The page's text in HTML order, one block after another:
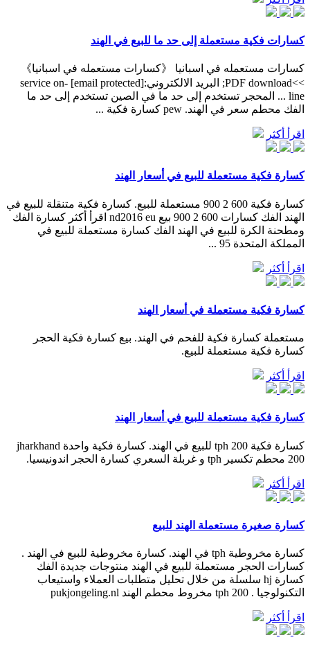
كسارات فكية مستعملة إلى حد ما للبيع في الهند
كسارات مستعمله في اسبانيا 《كسارات مستعمله في اسبانيا》
>>PDF download; البريد الالكتروني:[email protected] service on-
line ... المحجر تستخدم إلى حد ما في الصين تستخدم إلى حد ما
الفك محطم سعر في الهند. pew كسارة فكية ...
اقرأ أكثر
كسارة فكية مستعملة للبيع في أسعار الهند
كسارة فكية 600 2 900 مستعملة للبيع. كسارة فكية متنقلة للبيع في
الهند الفك كسارات 600 2 900 بيع nd2016 eu اقرأ أكثر كسارة الفك
ومطحنة الكرة للبيع في الهند الفك كسارة مستعملة للبيع في
المملكة المتحدة 95 ...
اقرأ أكثر
كسارة فكية مستعملة في أسعار الهند
مستعملة كسارة فكية للفحم في الهند. بيع كسارة فكية الحجر
كسارة فكية مستعملة للبيع.
اقرأ أكثر
كسارة فكية مستعملة للبيع في أسعار الهند
كسارة فكية 200 tph للبيع في الهند. كسارة فكية واحدة jharkhand
200 محطم تكسير tph و غربلة السعري كسارة الحجر اندونيسيا.
اقرأ أكثر
كسارة صغيرة مستعملة الهند للبيع
كسارة مخروطية tph في الهند. كسارة مخروطية للبيع في الهند .
كسارات الحجر مستعملة للبيع في الهند منتوجات جديدة الفك
كسارة hj سلسلة من خلال تحليل متطلبات العملاء واستيعاب
التكنولوجيا . 200 tph مخروط محطم الهند pukjongeling.nl
اقرأ أكثر